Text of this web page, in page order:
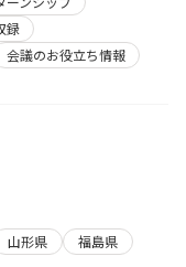
録
会議のお役立ち情報
山形県
福島県